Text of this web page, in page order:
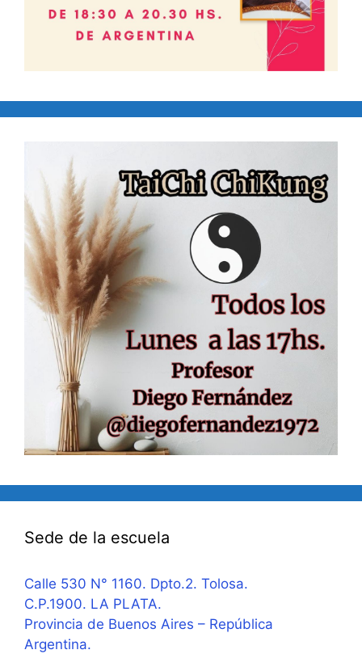
Sede de la escuela
Calle 530 N° 1160. Dpto.2. Tolosa.
C.P.1900. LA PLATA.
Provincia de Buenos Aires – República
Argentina.